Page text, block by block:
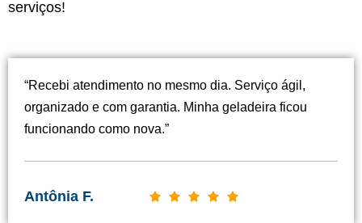
serviços!
“Recebi atendimento no mesmo dia. Serviço ágil,
organizado e com garantia. Minha geladeira ficou
funcionando como nova.”
Antônia F.     C